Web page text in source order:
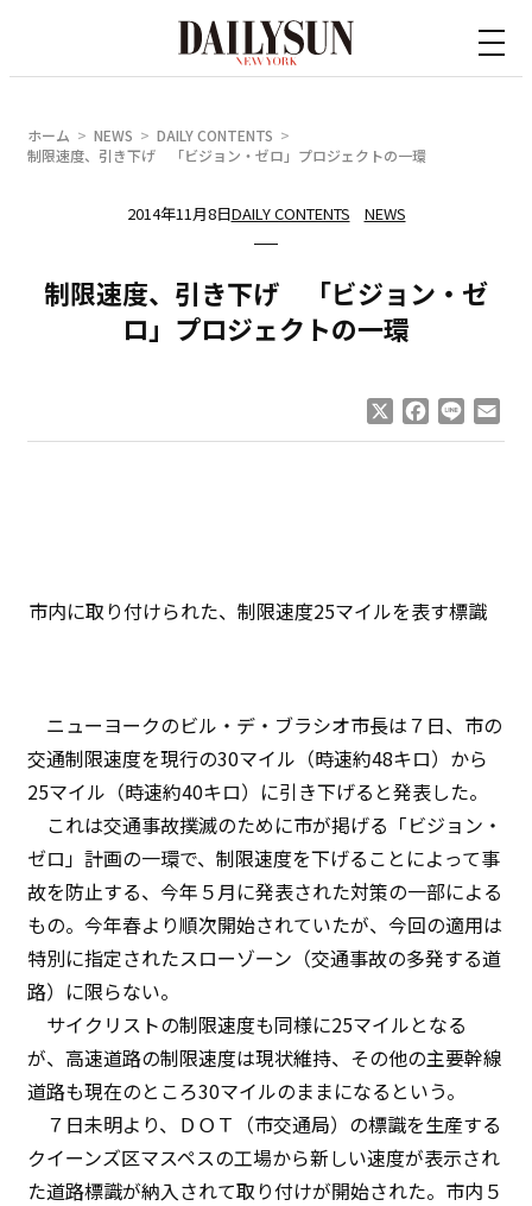
ホーム NEWS
DAILY CONTENTS
制限速度、引き下げ 「ビジョン・ゼロ」プロジェクトの一環
2014年11月8日DAILY CONTENTS NEWS
制限速度、引き下げ 「ビジョン・ゼ
ロ」プロジェクトの一環
Facebook
Line
市内に取り付けられた、制限速度25マイルを表す標識
ニューヨークのビル・デ・ブラシオ市長は７日、市の
交通制限速度を現行の30マイル（時速約48キロ）から
25マイル（時速約40キロ）に引き下げると発表した。
これは交通事故撲滅のために市が掲げる「ビジョン・
ゼロ」計画の一環で、制限速度を下げることによって事
故を防止する、今年５月に発表された対策の一部による
もの。今年春より順次開始されていたが、今回の適用は
特別に指定されたスローゾーン（交通事故の多発する道
路）に限らない。
サイクリストの制限速度も同様に25マイルとなる
が、高速道路の制限速度は現状維持、その他の主要幹線
道路も現在のところ30マイルのままになるという。
７日未明より、ＤＯＴ（市交通局）の標識を生産する
クイーンズ区マスペスの工場から新しい速度が表示され
た道路標識が納入されて取り付けが開始された。市内５